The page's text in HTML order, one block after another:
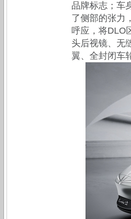
品牌标志；车
了侧部的张力
呼应，将DLO
头后视镜、无
翼、全封闭车